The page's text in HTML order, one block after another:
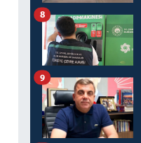
8
9